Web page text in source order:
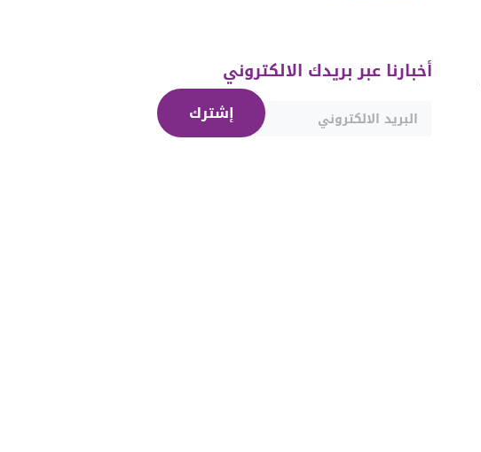
أخبارنا عبر بريدك الالكتروني
إشترك